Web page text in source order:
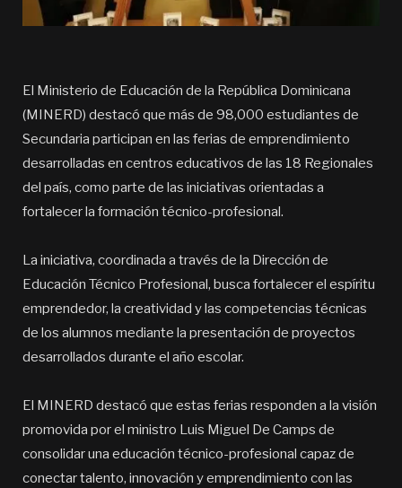
El Ministerio de Educación de la República Dominicana
(MINERD) destacó que más de 98,000 estudiantes de
Secundaria participan en las ferias de emprendimiento
desarrolladas en centros educativos de las 18 Regionales
del país, como parte de las iniciativas orientadas a
fortalecer la formación técnico-profesional.
La iniciativa, coordinada a través de la Dirección de
Educación Técnico Profesional, busca fortalecer el espíritu
emprendedor, la creatividad y las competencias técnicas
de los alumnos mediante la presentación de proyectos
desarrollados durante el año escolar.
El MINERD destacó que estas ferias responden a la visión
promovida por el ministro Luis Miguel De Camps de
consolidar una educación técnico-profesional capaz de
conectar talento, innovación y emprendimiento con las